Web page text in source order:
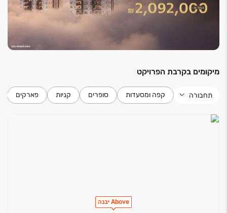
מיקומים בקרבת הפרויקט
תחבורה קפה ומסעדות סופרים קניות פארקים
Above יבנה